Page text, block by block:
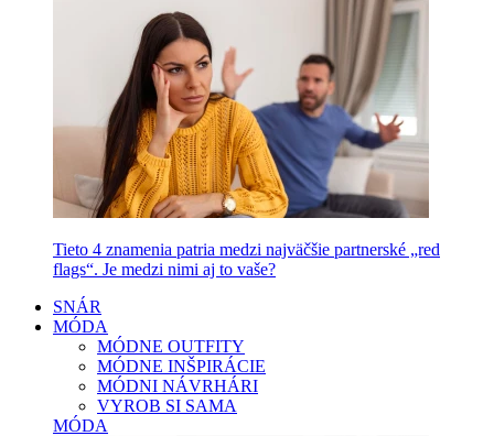
Tieto 4 znamenia patria medzi najväčšie partnerské „red
flags“. Je medzi nimi aj to vaše?
SNÁR
MÓDA
MÓDNE OUTFITY
MÓDNE INŠPIRÁCIE
MÓDNI NÁVRHÁRI
VYROB SI SAMA
MÓDA